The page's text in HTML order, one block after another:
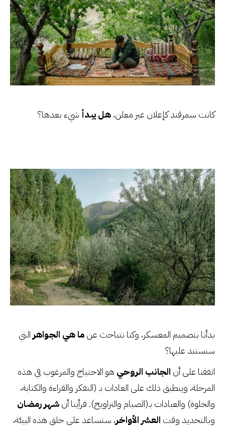
كانت سمرقند كإعلان غير معلن،هل يبدأ شيء بعدها؟
بدأنا بتصميم المعسكر، وكنا نتباحث عنما هي الجواهر التي
سنستند عليها؟
اتفقنا على أن الجانب الروحي هو الاحتياج والمرغوب في هذه
المرحلة، وينطبق ذلك على العادات بـ (التفكر والقراءة والكتابة،
والخلوة) والعبادات بـ(الصيام والتراويح). فرأينا أنشهر رمضان
وبالتحديد وقت العشر الأواخر، ستساعد على خلق هذه البيئة،